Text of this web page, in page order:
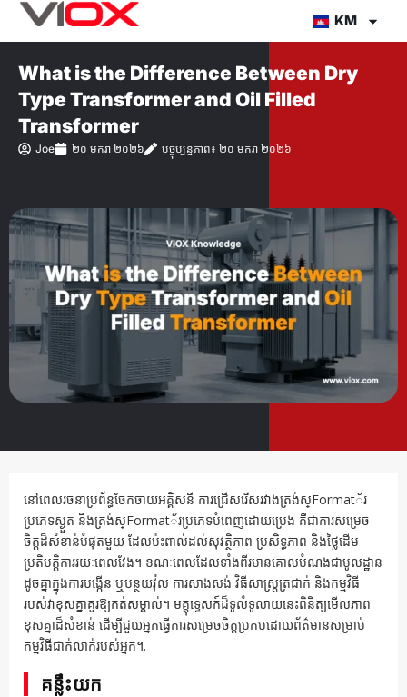
Skip
KM
What is the Difference Between Dry
Type Transformer and Oil Filled
Transformer
Joe ២០ មករា ២០២៦ បច្ចុប្បន្នភាព៖ ២០ មករា ២០២៦
នៅពេលរចនាប្រព័ន្ធចែកចាយអគ្គិសនី ការជ្រើសរើសរវាងត្រង់ស្Format័រ
ប្រភេទស្ងួត និងត្រង់ស្Format័រប្រភេទបំពេញដោយប្រេង គឺជាការសម្រេច
ចិត្តដ៏សំខាន់បំផុតមួយ ដែលប៉ះពាល់ដល់សុវត្ថិភាព ប្រសិទ្ធភាព និងថ្លៃដើម
ប្រតិបត្តិការរយៈពេលវែង។ ខណៈពេលដែលទាំងពីរមានគោលបំណងជាមូលដ្ឋាន
ដូចគ្នាក្នុងការបង្កើន ឬបន្ថយវ៉ុល ការសាងសង់ វិធីសាស្ត្រត្រជាក់ និងកម្មវិធី
របស់វាខុសគ្នាគួរឱ្យកត់សម្គាល់។ មគ្គុទ្ទេសក៍ដ៏ទូលំទូលាយនេះពិនិត្យមើលភាព
ខុសគ្នាដ៏សំខាន់ ដើម្បីជួយអ្នកធ្វើការសម្រេចចិត្តប្រកបដោយព័ត៌មានសម្រាប់
កម្មវិធីជាក់លាក់របស់អ្នក។.
គន្លឹះ​យក